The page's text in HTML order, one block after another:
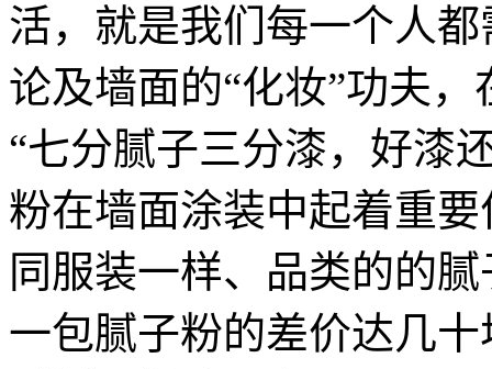
活，就是我们每一个人
论及墙面的“化妆”功夫
“七分腻子三分漆，好漆
粉在墙面涂装中起着重
同服装一样、品类的的
一包腻子粉的差价达几